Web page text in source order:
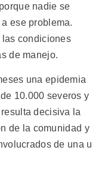
nadie se
ese problema.
condiciones
de manejo.
una epidemia
10.000 severos y
decisiva la
de la comunidad y
de una u